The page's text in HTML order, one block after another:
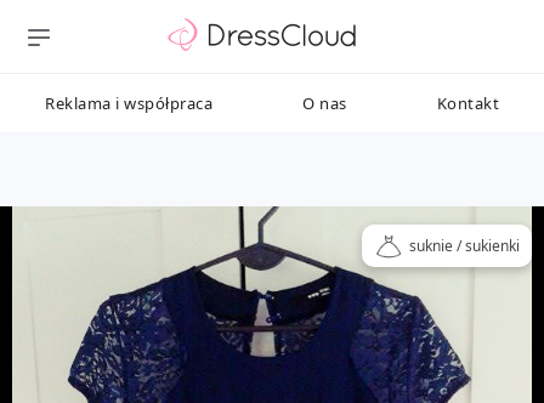
Reklama i współpraca O nas Kontakt
suknie / sukienki